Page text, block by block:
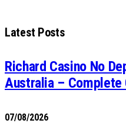
Latest Posts
Richard Casino No
Australia – Complete
07/08/2026